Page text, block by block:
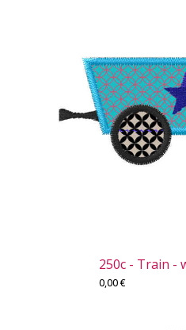
250c - Train -
0,00€